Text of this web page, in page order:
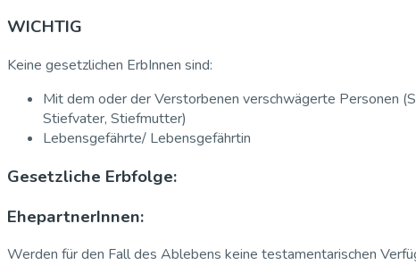
WICHTIG
Keine gesetzlichen ErbInnen sind:
Mit dem oder der Verstorbenen verschwägerte Personen
Stiefvater, Stiefmutter)
Lebensgefährte/ Lebensgefährtin
Gesetzliche Erbfolge:
EhepartnerInnen:
Werden für den Fall des Ablebens keine testamentarischen